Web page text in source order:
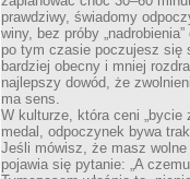
prawdziwy, świadomy
winy, bez próby
po tym czasie poczujesz się
bardziej obecny i mniej
najlepszy dowód, że
ma sens.
W kulturze, która ceni „bycie
medal, odpoczynek bywa
Jeśli mówisz, że masz wolne
pojawia się pytanie: „A